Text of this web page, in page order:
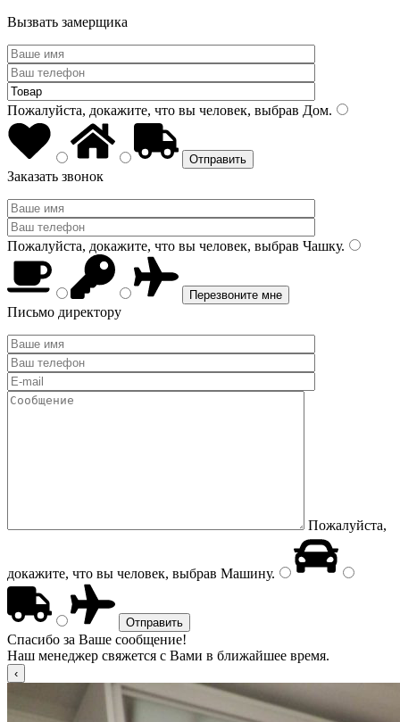
Вызвать замерщика
Пожалуйста, докажите, что вы человек, выбрав Дом.
Заказать звонок
Пожалуйста, докажите, что вы человек, выбрав Чашку.
Письмо директору
Пожалуйста,
докажите, что вы человек, выбрав Машину.
Спасибо за Ваше сообщение!
Наш менеджер свяжется с Вами в ближайшее время.